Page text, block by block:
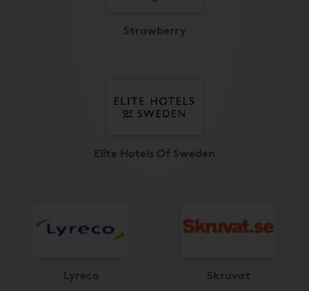
Strawberry
Elite Hotels Of Sweden
Lyreco Skruvat